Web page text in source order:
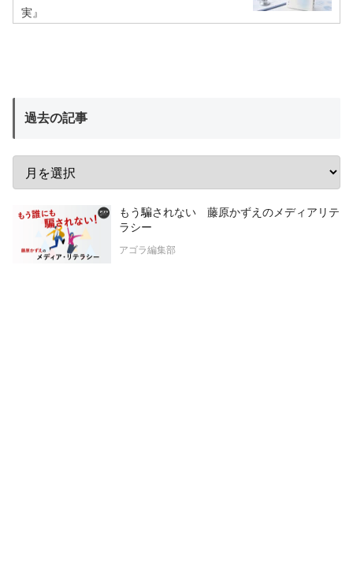
実』
過去の記事
もう騙されない 藤原かずえのメディアリテ
ラシー
アゴラ編集部